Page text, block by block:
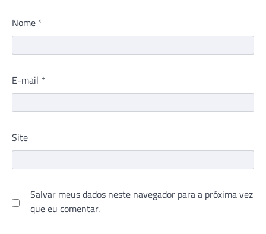
Nome *
E-mail *
Site
Salvar meus dados neste navegador para a próxima vez
que eu comentar.